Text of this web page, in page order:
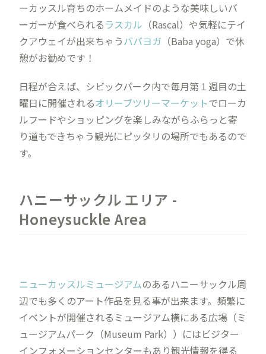
ーカッスル育ちのホームメイドのような美味しいバ
ーガーが食べられるラスカル （Rascal）や気軽にテイ
クアウェイが出来ちゃうババヨガ （Baba yoga）で休
憩がお勧めです！
日程が合えば、シビックパーク内で毎月第１週目の土
曜日に開催されるオリーブツリーマーケットでローカ
ルフードやショッピングを楽しみながらふらっと寄
り道もできちゃう観光にピッタリの場所でもあるので
す。
ハニーサックル エリア -
Honeysuckle Area
ニューカッスルミュージアムのあるハニーサックル周
辺でも多くのアート作品を見る事が出来ます。頻繁に
イベントが開催されるミュージアム横にある広場（ミ
ュージアムパーク（Museum Park））にはビジター
インフォメーションセンターもあり観光情報を得る